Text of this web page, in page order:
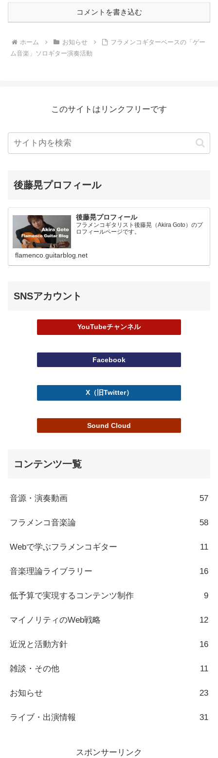
コメントを書き込む
ホーム お知らせ
フラメンコギターベースの「ゲー
ム音楽」ソロギター演奏活動
このサイトはリンクフリーです
後藤晃プロフィール
後藤晃プロフィール
フラメンコギタリスト後藤晃（Akira Goto）のプ
ロフィールページです。
flamenco.guitarblog.net
SNSアカウント
YouTubeチャンネル
Facebook
X（旧Twitter）
Sound Cloud
コンテンツ一覧
音源・演奏動画 57
フラメンコ音楽論 58
Webで学ぶフラメンコギター 11
音楽理論ライブラリー 16
低予算で実現するコンテンツ制作 9
マイノリティのWeb戦略 12
近況と活動方針 16
雑談・その他 11
お知らせ 23
ライブ・出演情報 31
スポンサーリンク